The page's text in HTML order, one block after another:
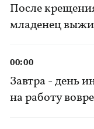
После
младенец
Завтра - день
на работу
00:00